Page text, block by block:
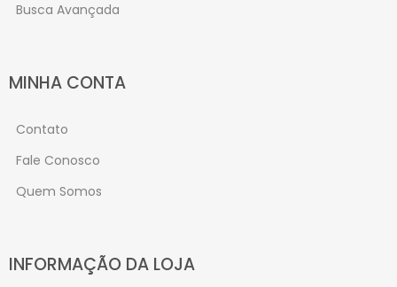
Busca Avançada
MINHA CONTA
Contato
Fale Conosco
Quem Somos
INFORMAÇÃO DA LOJA